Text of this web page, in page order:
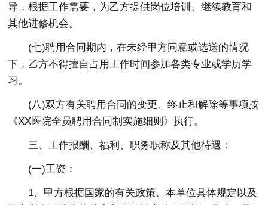
导，根据工作需要，为乙方提供岗位培训、继续教育和
其他进修机会。
(七)聘用合同期内，在未经甲方同意或选送的情况
下，乙方不得擅自占用工作时间参加各类专业或学历学
习。
(八)双方有关聘用合同的变更、终止和解除等事项按
《XX医院全员聘用合同制实施细则》执行。
三、工作报酬、福利、职务职称及其他待遇：
(一)工资：
1、甲方根据国家的有关政策、本单位具体规定以及